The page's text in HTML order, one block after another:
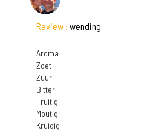
Review : wending
Aroma
Zoet
Zuur
Bitter
Fruitig
Moutig
Kruidig